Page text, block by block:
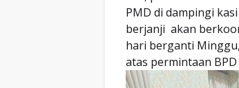
PMD di dampingi
berjanji akan
hari berganti
atas permintaan